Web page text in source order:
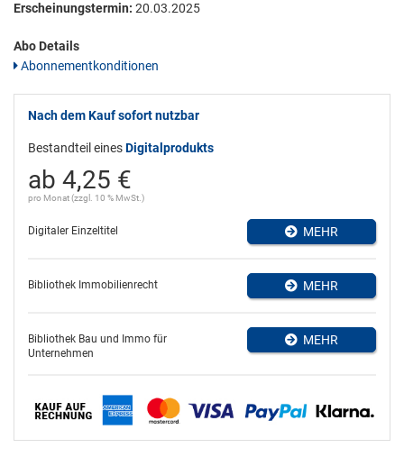
Erscheinungstermin: 20.03.2025
Abo Details
Abonnementkonditionen
Nach dem Kauf sofort nutzbar
Bestandteil einesDigitalprodukts
ab 4,25 €
pro Monat (zzgl. 10 % MwSt.)
Digitaler Einzeltitel MEHR
Bibliothek Immobilienrecht MEHR
Bibliothek Bau und Immo für
Unternehmen
MEHR